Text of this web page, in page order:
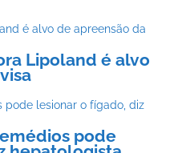
Lipoland é alvo
pode